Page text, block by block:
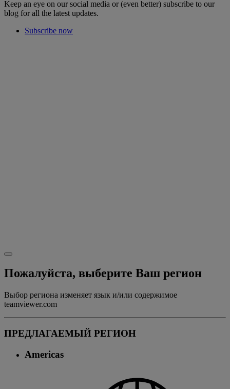
Keep an eye on our social media or (even better) subscribe to our
blog for all the latest updates.
Subscribe now
Пожалуйста, выберите Ваш регион
Выбор региона изменяет язык и/или содержимое
teamviewer.com
ПРЕДЛАГАЕМЫЙ РЕГИОН
Americas